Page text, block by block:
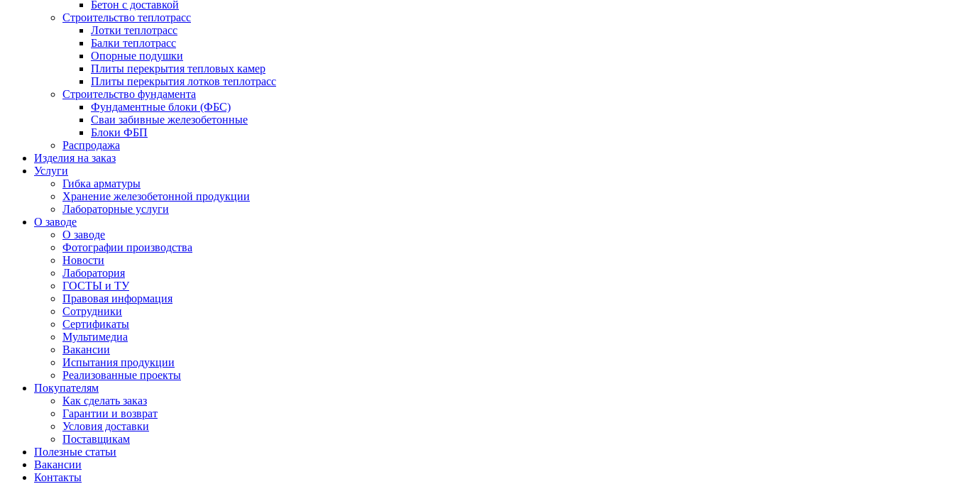
Бетон с доставкой
Строительство теплотрасс
Лотки теплотрасс
Балки теплотрасс
Опорные подушки
Плиты перекрытия тепловых камер
Плиты перекрытия лотков теплотрасс
Строительство фундамента
Фундаментные блоки (ФБС)
Сваи забивные железобетонные
Блоки ФБП
Распродажа
Изделия на заказ
Услуги
Гибка арматуры
Хранение железобетонной продукции
Лабораторные услуги
О заводе
О заводе
Фотографии производства
Новости
Лаборатория
ГОСТЫ и ТУ
Правовая информация
Сотрудники
Сертификаты
Мультимедиа
Вакансии
Испытания продукции
Реализованные проекты
Покупателям
Как сделать заказ
Гарантии и возврат
Условия доставки
Поставщикам
Полезные статьи
Вакансии
Контакты